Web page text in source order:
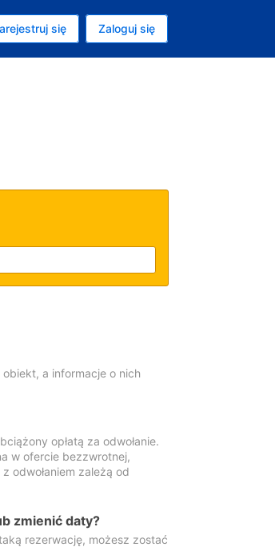
rezerwacji
się Zaloguj się
a informacje o nich
opłatą za odwołanie.
w ofercie bezzwrotnej,
odwołaniem zależą od
zmienić daty?
rezerwację, możesz zostać